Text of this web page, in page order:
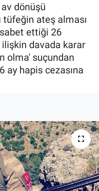
dönüşü
tüfeğin ateş alması
ettiği 26
davada karar
olma' suçundan
ay hapis cezasına